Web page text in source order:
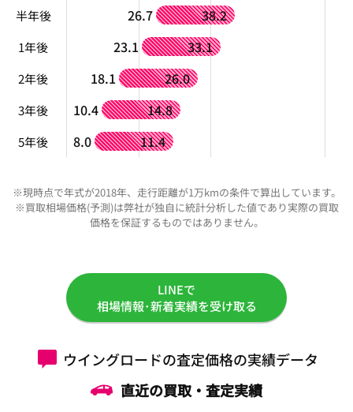
半年後 26.7 38.2
1年後 23.1 33.1
2年後 18.1 26.0
3年後 10.4 14.8
5年後 8.0 11.4
※現時点で年式が2018年、走行距離が1万kmの条件で算出しています。
※買取相場価格(予測)は弊社が独自に統計分析した値であり実際の買取
価格を保証するものではありません。
LINEで
相場情報･新着実績を受け取る
ウイングロードの査定価格の実績データ
直近の買取・査定実績